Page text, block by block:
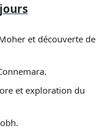
et découverte de
et exploration du